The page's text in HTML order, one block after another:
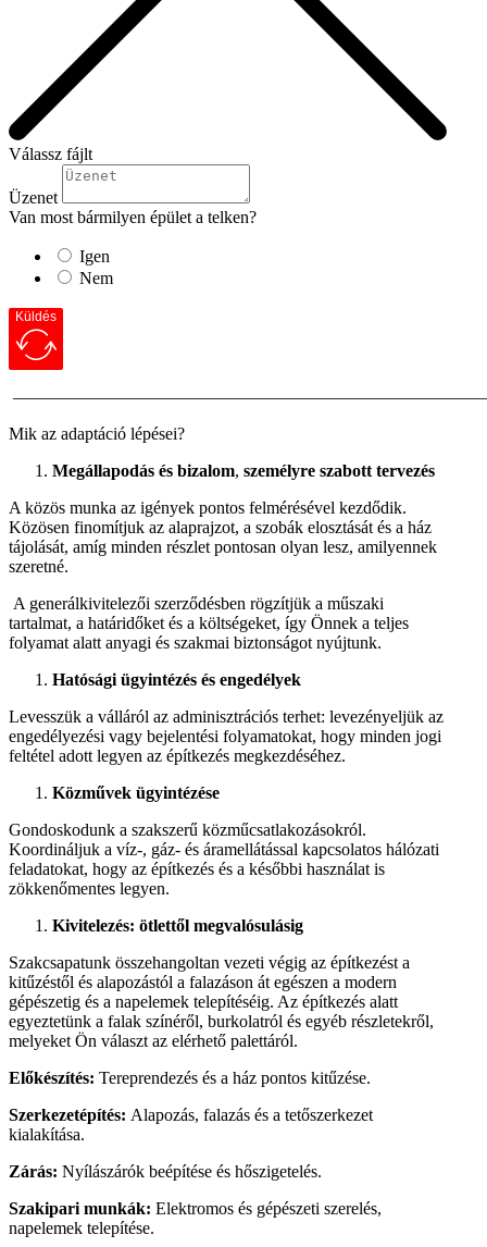
Válassz fájlt
Üzenet
Van most bármilyen épület a telken?
Igen
Nem
Küldés
Mik az adaptáció lépései?
Megállapodás és bizalom, személyre szabott tervezés
A közös munka az igények pontos felmérésével kezdődik.
Közösen finomítjuk az alaprajzot, a szobák elosztását és a ház
tájolását, amíg minden részlet pontosan olyan lesz, amilyennek
szeretné.
A generálkivitelezői szerződésben rögzítjük a műszaki
tartalmat, a határidőket és a költségeket, így Önnek a teljes
folyamat alatt anyagi és szakmai biztonságot nyújtunk.
Hatósági ügyintézés és engedélyek
Levesszük a válláról az adminisztrációs terhet: levezényeljük az
engedélyezési vagy bejelentési folyamatokat, hogy minden jogi
feltétel adott legyen az építkezés megkezdéséhez.
Közművek ügyintézése
Gondoskodunk a szakszerű közműcsatlakozásokról.
Koordináljuk a víz-, gáz- és áramellátással kapcsolatos hálózati
feladatokat, hogy az építkezés és a későbbi használat is
zökkenőmentes legyen.
Kivitelezés: ötlettől megvalósulásig
Szakcsapatunk összehangoltan vezeti végig az építkezést a
kitűzéstől és alapozástól a falazáson át egészen a modern
gépészetig és a napelemek telepítéséig. Az építkezés alatt
egyeztetünk a falak színéről, burkolatról és egyéb részletekről,
melyeket Ön választ az elérhető palettáról.
Előkészítés: Tereprendezés és a ház pontos kitűzése.
Szerkezetépítés: Alapozás, falazás és a tetőszerkezet
kialakítása.
Zárás: Nyílászárók beépítése és hőszigetelés.
Szakipari munkák: Elektromos és gépészeti szerelés,
napelemek telepítése.